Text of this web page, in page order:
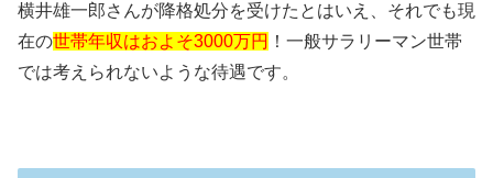
横井雄一郎さんが降格処分を受けたとはいえ、それでも現
在の世帯年収はおよそ3000万円 ！一般サラリーマン世帯
では考えられないような待遇です。